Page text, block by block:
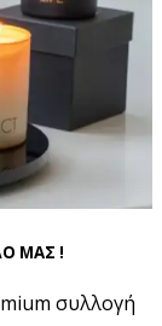
ΜΑΣ !
συλλογή